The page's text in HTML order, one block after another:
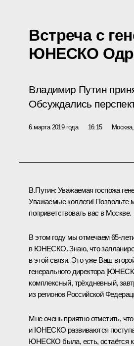
Встреча с
ЮНЕСКО
Владимир Путин
Обсуждались
6 марта 2019 года 16:15
В.Путин: Уважаемая госпожа
Уважаемые коллеги! Позвольте
поприветствовать вас в Москве.
В этом году мы отмечаем 65-
в ЮНЕСКО. Знаю, что
в этой связи. Это уже Ваш
генерального директора
комплексный, трёхдневный,
из регионов Российской
Мне очень приятно отметить,
и ЮНЕСКО развиваются
ЮНЕСКО была, есть, остаётся